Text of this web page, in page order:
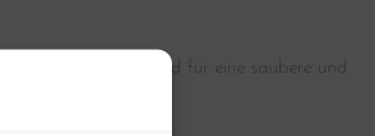
Korbhandling und für eine saubere und